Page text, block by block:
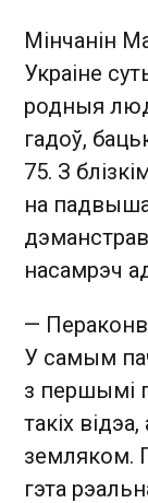
Мінчанін
Украіне
родныя
гадоў,
75. З
на
насамрэч
—
У самым
з першымі
такіх
земляком.
гэта